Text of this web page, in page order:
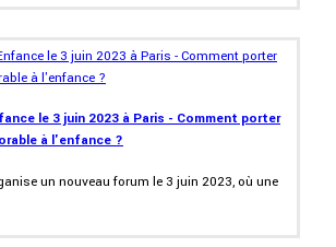
le 3 juin 2023 à Paris - Comment porter
à l'enfance ?
un nouveau forum le 3 juin 2023, où une